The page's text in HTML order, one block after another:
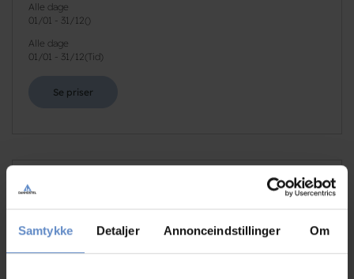
Samtykke Detaljer Annonceindstillinger Om
Alle dage
01/01 - 31/12( )
Alle dage
01/01 - 31/12( Tid)
Se priser
Info
Antal senge